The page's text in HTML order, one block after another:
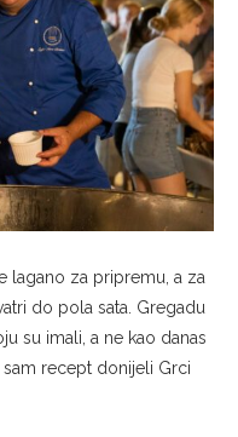
lagano za pripremu, a za
do pola sata. Gregadu
su imali, a ne kao danas
recept donijeli Grci